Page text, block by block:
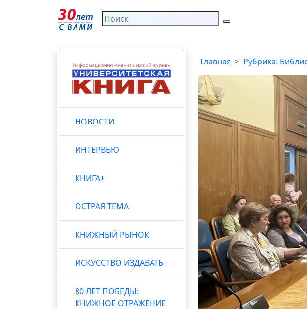
НОВОСТИ
ИНТЕРВЬЮ
КНИГА+
ОСТРАЯ ТЕМА
КНИЖНЫЙ РЫНОК
ИСКУССТВО ИЗДАВАТЬ
80 ЛЕТ ПОБЕДЫ:
КНИЖНОЕ ОТРАЖЕНИЕ
Главная Рубрика: